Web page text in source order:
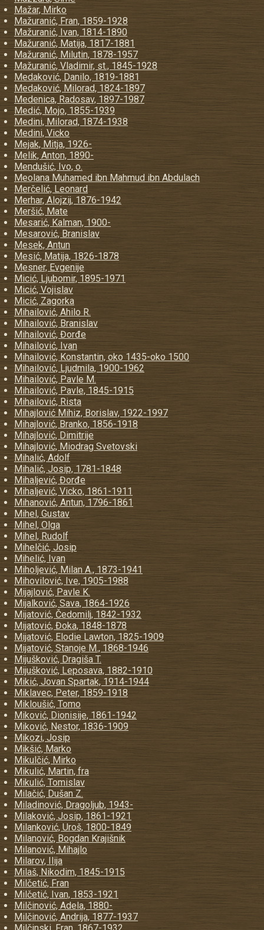
Mažar, Mirko
Mažuranić, Fran, 1859-1928
Mažuranić, Ivan, 1814-1890
Mažuranić, Matija, 1817-1881
Mažuranić, Milutin, 1878-1957
Mažuranić, Vladimir, st., 1845-1928
Medaković, Danilo, 1819-1881
Medaković, Milorad, 1824-1897
Medenica, Radosav, 1897-1987
Medić, Mojo, 1855-1939
Medini, Milorad, 1874-1938
Medini, Vicko
Mejak, Mitja, 1926-
Melik, Anton, 1890-
Mendušić, Ivo, o.
Meolana Muhamed ibn Mahmud ibn Abdulach
Merčelić, Leonard
Merhar, Alojzij, 1876-1942
Meršić, Mate
Mesarić, Kalman, 1900-
Mesarović, Branislav
Mesek, Antun
Mesić, Matija, 1826-1878
Mesner, Evgenije
Micić, Ljubomir, 1895-1971
Micić, Vojislav
Micić, Zagorka
Mihailović, Ahilo R.
Mihailović, Branislav
Mihailović, Đorđe
Mihailović, Ivan
Mihailović, Konstantin, oko 1435-oko 1500
Mihailović, Ljudmila, 1900-1962
Mihailović, Pavle M.
Mihailović, Pavle, 1845-1915
Mihailović, Rista
Mihajlović Mihiz, Borislav, 1922-1997
Mihajlović, Branko, 1856-1918
Mihajlović, Dimitrije
Mihajlović, Miodrag Svetovski
Mihalić, Adolf
Mihalić, Josip, 1781-1848
Mihaljević, Đorđe
Mihaljević, Vicko, 1861-1911
Mihanović, Antun, 1796-1861
Mihel, Gustav
Mihel, Olga
Mihel, Rudolf
Mihelčić, Josip
Mihelić, Ivan
Miholjević, Milan A., 1873-1941
Mihovilović, Ive, 1905-1988
Mijajlović, Pavle K.
Mijalković, Sava, 1864-1926
Mijatović, Čedomilj, 1842-1932
Mijatović, Đoka, 1848-1878
Mijatović, Elodie Lawton, 1825-1909
Mijatović, Stanoje M., 1868-1946
Mijušković, Dragiša T.
Mijušković, Leposava, 1882-1910
Mikić, Jovan Spartak, 1914-1944
Miklavec, Peter, 1859-1918
Mikloušić, Tomo
Miković, Dionisije, 1861-1942
Miković, Nestor, 1836-1909
Mikozi, Josip
Mikšić, Marko
Mikulčić, Mirko
Mikulić, Martin, fra
Mikulić, Tomislav
Milačić, Dušan Z.
Miladinović, Dragoljub, 1943-
Milaković, Josip, 1861-1921
Milanković, Uroš, 1800-1849
Milanović, Bogdan Krajišnik
Milanović, Mihajlo
Milarov, Ilija
Milaš, Nikodim, 1845-1915
Milčetić, Fran
Milčetić, Ivan, 1853-1921
Milčinović, Adela, 1880-
Milčinović, Andrija, 1877-1937